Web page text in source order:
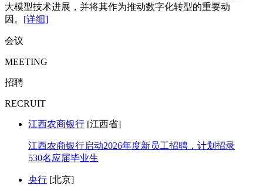
大模型技术进展，并将其作为推动数字化转型的重要动
因。 [详细]
会议
MEETING
招聘
RECRUIT
江西农商银行 [江西省]
江西农商银行启动2026年度新员工招聘，计划招录
530名应届毕业生
央行 [北京]